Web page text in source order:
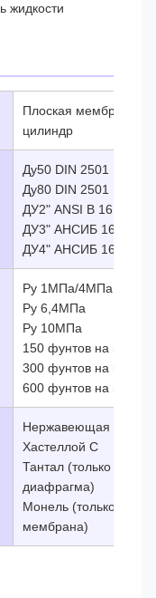
жидкости
Плоская мембрана,
цилиндр
Ду50 DIN 2501
Ду80 DIN 2501
ДУ2" ANSI B 16,5
ДУ3" АНСИБ 16,5
ДУ4" АНСИБ 16,5
Ру 1МПа/4МПа
Ру 6,4МПа
Ру 10МПа
150 фунтов на
300 фунтов на
600 фунтов на
Нержавеющая сталь
Хастеллой С
Тантал (только
диафрагма)
Монель (только
мембрана)